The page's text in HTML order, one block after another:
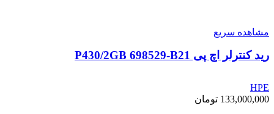
مشاهده سریع
رید کنترلر اچ پی P430/2GB 698529-B21
HPE
133,000,000 تومان